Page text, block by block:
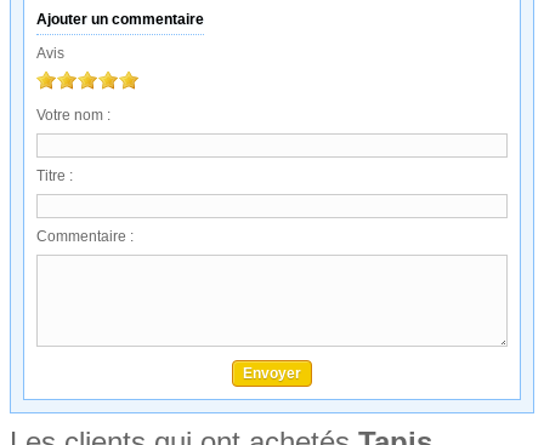
Ajouter un commentaire
Avis
Votre nom :
Titre :
Commentaire :